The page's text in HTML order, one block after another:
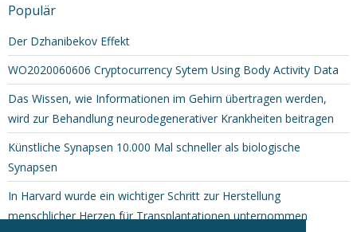
Populär
Der Dzhanibekov Effekt
WO2020060606 Cryptocurrency Sytem Using Body Activity Data
Das Wissen, wie Informationen im Gehirn übertragen werden,
wird zur Behandlung neurodegenerativer Krankheiten beitragen
Künstliche Synapsen 10.000 Mal schneller als biologische
Synapsen
In Harvard wurde ein wichtiger Schritt zur Herstellung
menschlicher Herzen für Transplantationen unternommen